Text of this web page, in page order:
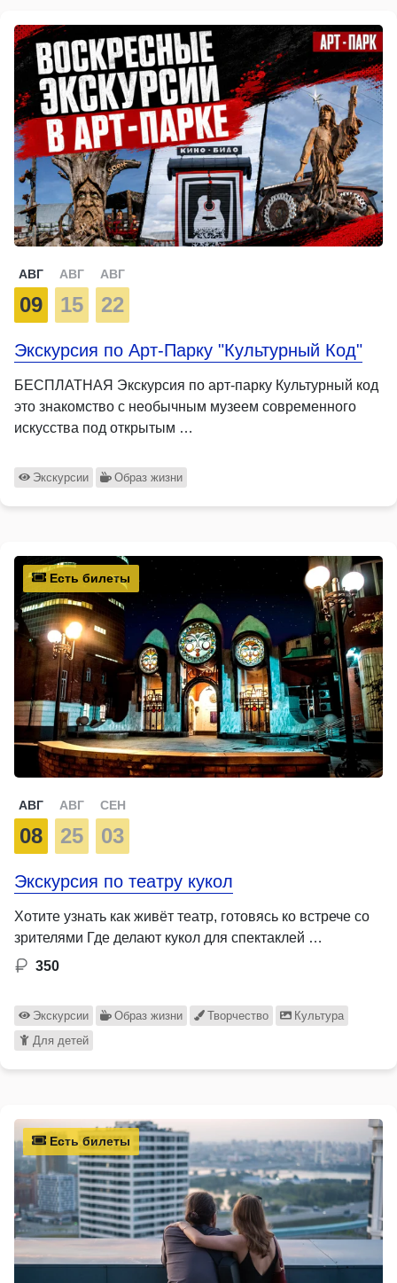
АВГ
09
АВГ
15
АВГ
22
Экскурсия по Арт-Парку "Культурный Код"
БЕСПЛАТНАЯ Экскурсия по арт-парку Культурный код
это знакомство с необычным музеем современного
искусства под открытым …
Экскурсии Образ жизни
Есть билеты
АВГ
08
АВГ
25
СЕН
03
Экскурсия по театру кукол
Хотите узнать как живёт театр, готовясь ко встрече со
зрителями Где делают кукол для спектаклей …
350
Экскурсии Образ жизни Творчество
Культура
Для детей
Есть билеты